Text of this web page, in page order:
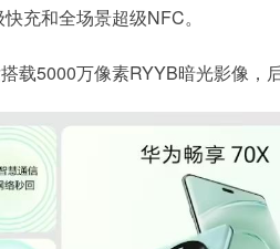
充和全场景超级NFC。
载5000万像素RYYB暗光影像，